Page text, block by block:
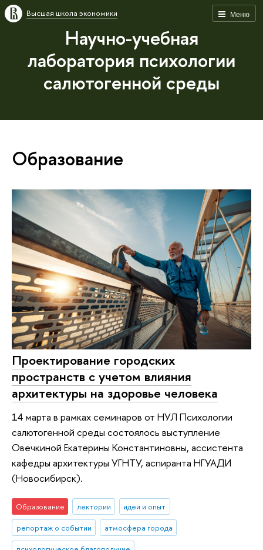
Меню
Высшая школа экономики
Научно-учебная
лаборатория психологии
салютогенной среды
Образование
Проектирование городских
пространств с учетом влияния
архитектуры на здоровье человека
14 марта в рамках семинаров от НУЛ Психологии
салютогенной среды состоялось выступление
Овечкиной Екатерины Константиновны, ассистента
кафедры архитектуры УГНТУ, аспиранта НГУАДИ
(Новосибирск).
Образование лектории
идеи и опыт
репортаж о событии
атмосфера города